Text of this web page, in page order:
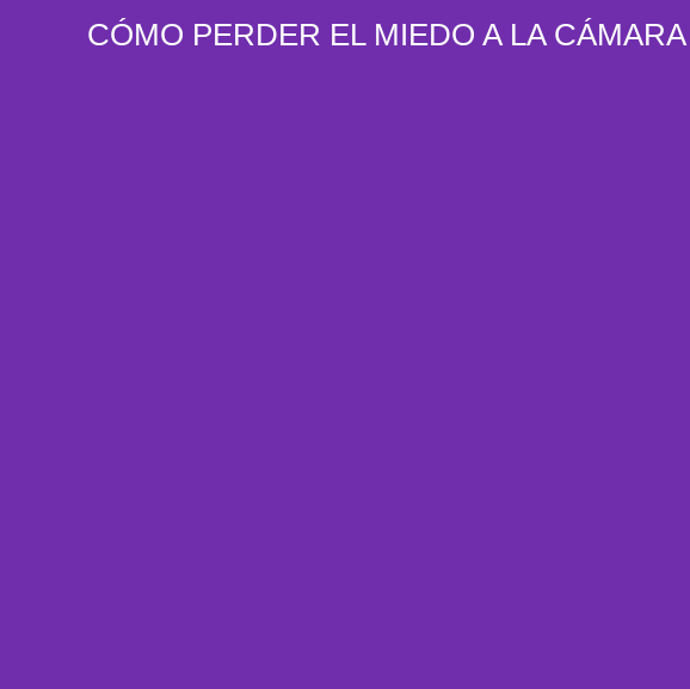
CÓMO PERDER EL MIEDO A LA CÁMARA